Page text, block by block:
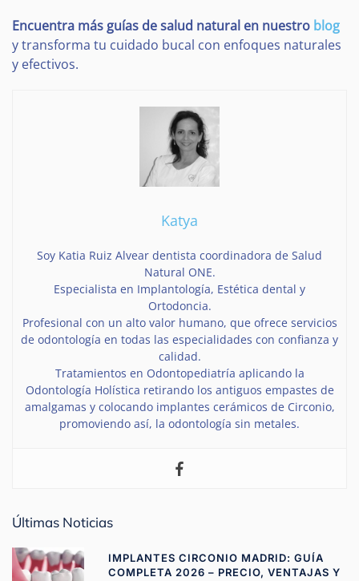
Encuentra más guías de salud natural en nuestro blog
y transforma tu cuidado bucal con enfoques naturales
y efectivos.
Katya
Soy Katia Ruiz Alvear dentista coordinadora de Salud
Natural ONE.
Especialista en Implantología, Estética dental y
Ortodoncia.
Profesional con un alto valor humano, que ofrece servicios
de odontología en todas las especialidades con confianza y
calidad.
Tratamientos en Odontopediatría aplicando la
Odontología Holística retirando los antiguos empastes de
amalgamas y colocando implantes cerámicos de Circonio,
promoviendo así, la odontología sin metales.
Últimas Noticias
IMPLANTES CIRCONIO MADRID: GUÍA
COMPLETA 2026 – PRECIO, VENTAJAS Y